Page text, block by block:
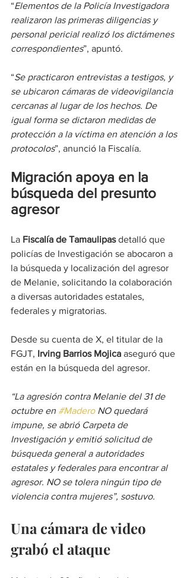
“Elementos de la Policía Investigadora
realizaron las primeras diligencias y
personal pericial realizó los dictámenes
correspondientes”, apuntó.
“Se practicaron entrevistas a testigos, y
se ubicaron cámaras de videovigilancia
cercanas al lugar de los hechos. De
igual forma se dictaron medidas de
protección a la víctima en atención a los
protocolos”, anunció la Fiscalía.
Migración apoya en la
búsqueda del presunto
agresor
La Fiscalía de Tamaulipas detalló que
policías de Investigación se abocaron a
la búsqueda y localización del agresor
de Melanie, solicitando la colaboración
a diversas autoridades estatales,
federales y migratorias.
Desde su cuenta de X, el titular de la
FGJT, Irving Barrios Mojica aseguró que
están en la búsqueda del agresor.
“La agresión contra Melanie del 31 de
octubre en #Madero NO quedará
impune, se abrió Carpeta de
Investigación y emitió solicitud de
búsqueda general a autoridades
estatales y federales para encontrar al
agresor. NO se tolera ningún tipo de
violencia contra mujeres”, sostuvo.
Una cámara de video
grabó el ataque